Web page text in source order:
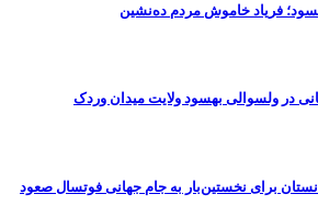
فریاد خاموش مردم ده‌نشین
در ولسوالی بهسود ولایت میدان وردک
برای نخستین‌بار به جام جهانی فوتسال صعود